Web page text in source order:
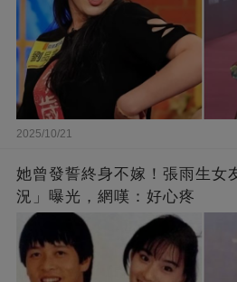
2025/10/21
她曾發誓終身不嫁！張雨生女
況」曝光，網嘆：好心疼